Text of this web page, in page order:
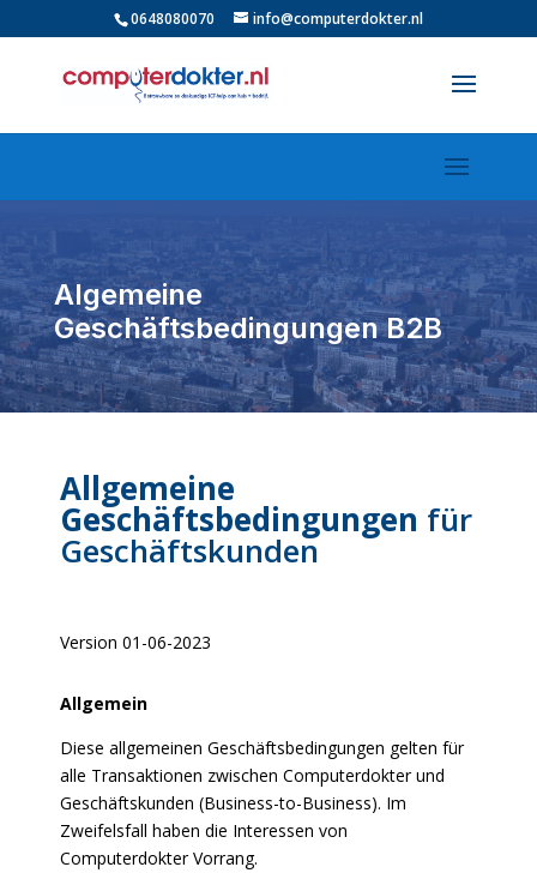
0648080070 info@computerdokter.nl
Algemeine
Geschäftsbedingungen B2B
Allgemeine
Geschäftsbedingungen für
Geschäftskunden
Version 01-06-2023
Allgemein
Diese allgemeinen Geschäftsbedingungen gelten für
alle Transaktionen zwischen Computerdokter und
Geschäftskunden (Business-to-Business). Im
Zweifelsfall haben die Interessen von
Computerdokter Vorrang.